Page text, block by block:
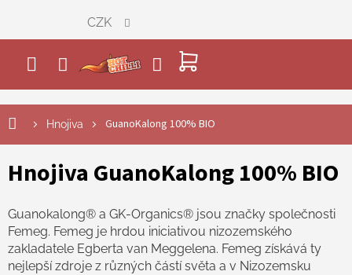
obsah
NÁKUPNÍ
KOŠÍK
CZK
Hnojiva GuanoKalong 100% BIO
Hnojiva GuanoKalong 100% BIO
Guanokalong® a GK-Organics® jsou značky společnosti
Femeg. Femeg je hrdou iniciativou nizozemského
zakladatele Egberta van Meggelena. Femeg získává ty
nejlepší zdroje z různých částí světa a v Nizozemsku